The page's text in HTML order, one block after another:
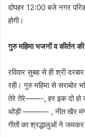
दोपहर 12:00 बजे नगर
होगी।
गुरु महिमा भजनों व कीर्तन
रविवार सुबह से ही श्री
रही। गुरु महिमा से सराबोर
तेरे तेरे——-, हर इक दो हो
थोड़ी ———- , नीत खैर मंगा
गीतों का श्रद्धालुओं ने